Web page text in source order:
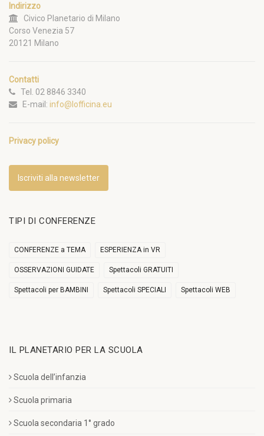
Indirizzo
Civico Planetario di Milano
Corso Venezia 57
20121 Milano
Contatti
Tel. 02 8846 3340
E-mail: info@lofficina.eu
Privacy policy
Iscriviti alla newsletter
TIPI DI CONFERENZE
CONFERENZE a TEMA ESPERIENZA in VR
OSSERVAZIONI GUIDATE Spettacoli GRATUITI
Spettacoli per BAMBINI Spettacoli SPECIALI Spettacoli WEB
IL PLANETARIO PER LA SCUOLA
Scuola dell’infanzia
Scuola primaria
Scuola secondaria 1° grado